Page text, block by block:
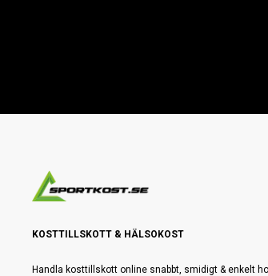
KOSTTILLSKOTT & HÄLSOKOST
Handla kosttillskott online snabbt, smidigt & enkelt